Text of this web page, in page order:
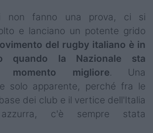
Cup
non fanno una prova, ci si
e lanciano un potente grido
del rugby italiano è in
quando la Nazionale sta
migliore. Una
solo apparente, perché fra le
dei club e il vertice dell'Italia
c'è sempre stata